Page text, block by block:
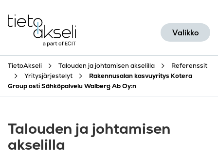
Valikko
TietoAkseli Talouden ja johtamisen akselilla
Referenssit
Yritysjärjestelyt
Rakennusalan kasvuyritys Kotera
Group osti Sähköpalvelu Walberg Ab Oy:n
Talouden ja johtamisen
akselilla